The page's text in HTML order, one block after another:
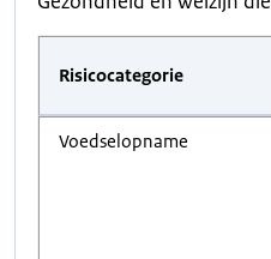
Risicocategorie
Voedselopname